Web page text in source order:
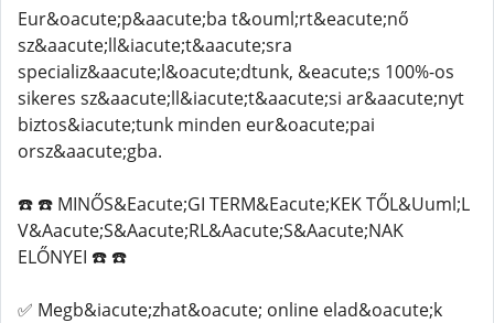
Eur&oacute;p&aacute;ba t&ouml;rt&eacute;nő
sz&aacute;ll&iacute;t&aacute;sra
specializ&aacute;l&oacute;dtunk, &eacute;s 100%-os
sikeres sz&aacute;ll&iacute;t&aacute;si ar&aacute;nyt
biztos&iacute;tunk minden eur&oacute;pai
orsz&aacute;gba.
☎️ ☎️ MINŐS&Eacute;GI TERM&Eacute;KEK TŐL&Uuml;L
V&Aacute;S&Aacute;RL&Aacute;S&Aacute;NAK
ELŐNYEI ☎️ ☎️
✅ Megb&iacute;zhat&oacute; online elad&oacute;k